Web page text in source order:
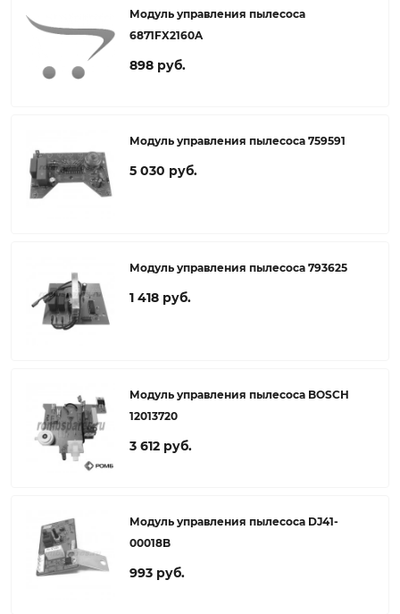
Модуль управления пылесоса
6871FX2160A
898 руб.
Модуль управления пылесоса 759591
5 030 руб.
Модуль управления пылесоса 793625
1 418 руб.
Модуль управления пылесоса BOSCH
12013720
3 612 руб.
Модуль управления пылесоса DJ41-
00018B
993 руб.